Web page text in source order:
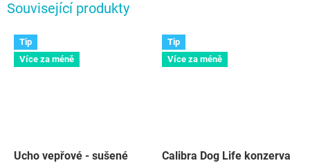
Související produkty
Tip
Více za méně
Ucho vepřové - sušené
Tip
Více za méně
Calibra Dog Life konzerva